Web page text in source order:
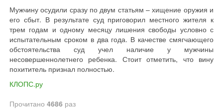
Мужчину осудили сразу по двум статьям – хищение оружия и
его сбыт. В результате суд приговорил местного жителя к
трем годам и одному месяцу лишения свободы условно с
испытательным сроком в два года. В качестве смягчающего
обстоятельства суд учел наличие у мужчины
несовершеннолетнего ребенка. Стоит отметить, что вину
похититель признал полностью.
КЛОПС.ру
Прочитано 4686 раз